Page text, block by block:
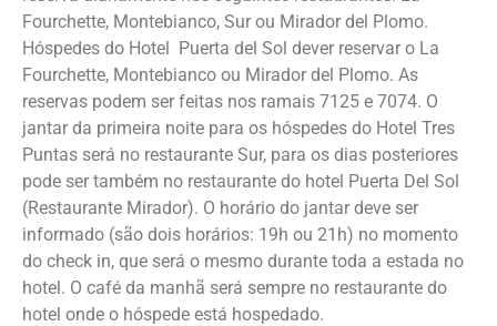
Fourchette, Montebianco, Sur ou Mirador del Plomo.
Hóspedes do Hotel Puerta del Sol dever reservar o La
Fourchette, Montebianco ou Mirador del Plomo. As
reservas podem ser feitas nos ramais 7125 e 7074. O
jantar da primeira noite para os hóspedes do Hotel Tres
Puntas será no restaurante Sur, para os dias posteriores
pode ser também no restaurante do hotel Puerta Del Sol
(Restaurante Mirador). O horário do jantar deve ser
informado (são dois horários: 19h ou 21h) no momento
do check in, que será o mesmo durante toda a estada no
hotel. O café da manhã será sempre no restaurante do
hotel onde o hóspede está hospedado.